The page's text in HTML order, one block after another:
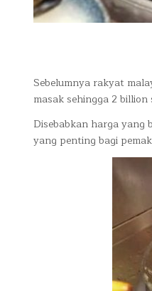
Sebelumnya rakyat
masak sehingga 2 billion
Disebabkan harga yang
yang penting bagi